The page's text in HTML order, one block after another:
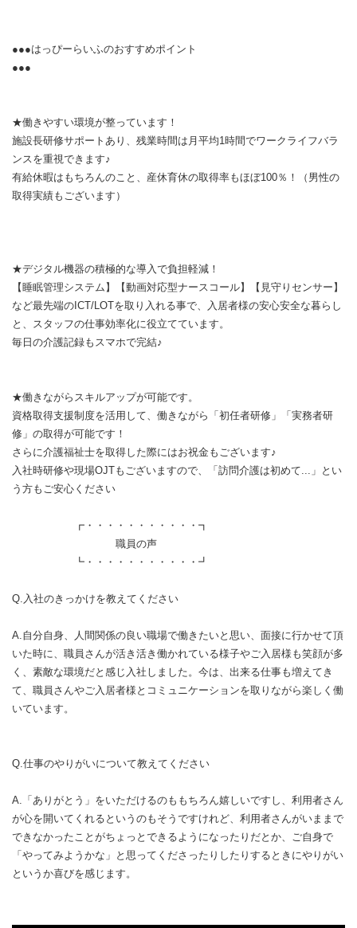
●●●はっぴーらいふのおすすめポイント
●●●
★働きやすい環境が整っています！
施設長研修サポートあり、残業時間は月平均1時間でワークライフバラ
ンスを重視できます♪
有給休暇はもちろんのこと、産休育休の取得率もほぼ100％！（男性の
取得実績もございます）
★デジタル機器の積極的な導入で負担軽減！
【睡眠管理システム】【動画対応型ナースコール】【見守りセンサー】
など最先端のICT/LOTを取り入れる事で、入居者様の安心安全な暮らし
と、スタッフの仕事効率化に役立てています。
毎日の介護記録もスマホで完結♪
★働きながらスキルアップが可能です。
資格取得支援制度を活用して、働きながら「初任者研修」「実務者研
修」の取得が可能です！
さらに介護福祉士を取得した際にはお祝金もございます♪
入社時研修や現場OJTもございますので、「訪問介護は初めて...」とい
う方もご安心ください
┏・・・・・・・・・・・┓
職員の声
┗・・・・・・・・・・・┛
Q.入社のきっかけを教えてください
A.自分自身、人間関係の良い職場で働きたいと思い、面接に行かせて頂
いた時に、職員さんが活き活き働かれている様子やご入居様も笑顔が多
く、素敵な環境だと感じ入社しました。今は、出来る仕事も増えてき
て、職員さんやご入居者様とコミュニケーションを取りながら楽しく働
いています。
Q.仕事のやりがいについて教えてください
A.「ありがとう」をいただけるのももちろん嬉しいですし、利用者さん
が心を開いてくれるというのもそうですけれど、利用者さんがいままで
できなかったことがちょっとできるようになったりだとか、ご自身で
「やってみようかな」と思ってくださったりしたりするときにやりがい
というか喜びを感じます。